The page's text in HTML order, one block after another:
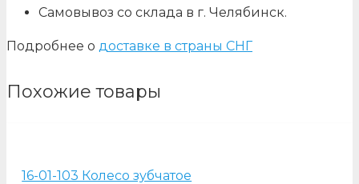
Самовывоз со склада в г. Челябинск.
Подробнее о доставке в страны СНГ
Похожие товары
16-01-103 Колесо зубчатое